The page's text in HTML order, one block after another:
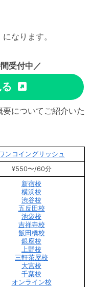
になります。
受付中／
についてご紹介いた
ンコイングリッシュ
¥550〜/60分
新宿校
横浜校
渋谷校
五反田校
池袋校
吉祥寺校
飯田橋校
銀座校
上野校
三軒茶屋校
大宮校
千葉校
オンライン校